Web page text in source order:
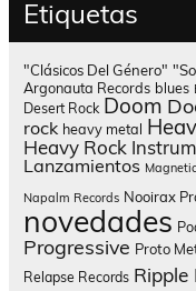
Etiquetas
"Clásicos Del Género"
Argonauta Records blues
Desert Rock Doom
rock heavy metal
Heavy Rock
Lanzamientos
Napalm Records Nooirax
novedades
Progressive Proto
Relapse Records Ripple